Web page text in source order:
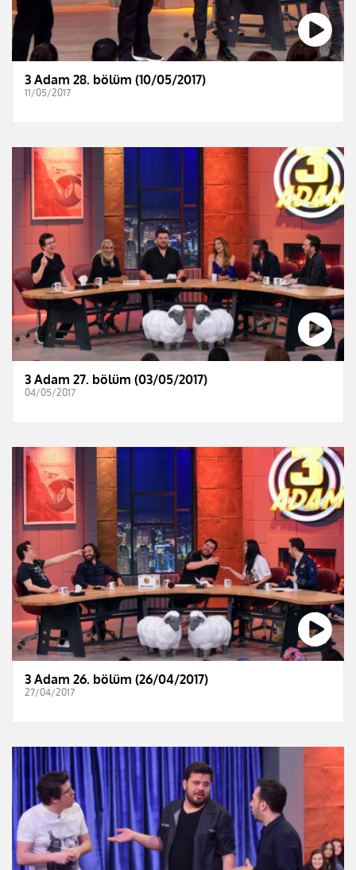
3 Adam 28. bölüm (10/05/2017)
11/05/2017
3 Adam 27. bölüm (03/05/2017)
04/05/2017
3 Adam 26. bölüm (26/04/2017)
27/04/2017